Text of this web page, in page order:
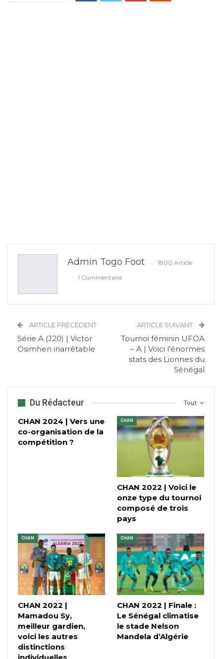
Admin Togo Foot
1800 Article
1 Commentaire
ARTICLE PRÉCÉDENT
Série A (J20) | Victor
Osimhen inarrêtable
ARTICLE SUIVANT
Tournoi féminin UFOA
– A | Voici l’énormes
stats des Lionnes du
Sénégal
Tout
Du Rédacteur
CHAN 2024 | Vers une
co-organisation de la
compétition ?
CHAN
CHAN 2022 | Voici le
onze type du tournoi
composé de trois
pays
CHAN
CHAN 2022 |
Mamadou Sy,
meilleur gardien,
voici les autres
distinctions
individuelles
CHAN
CHAN 2022 | Finale :
Le Sénégal climatise
le stade Nelson
Mandela d’Algérie